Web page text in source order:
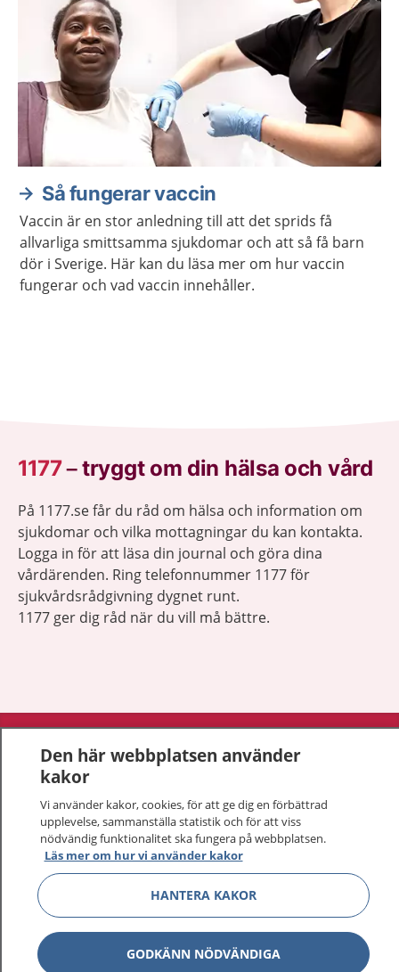
Så fungerar vaccin
Vaccin är en stor anledning till att det sprids få
allvarliga smittsamma sjukdomar och att så få barn
dör i Sverige. Här kan du läsa mer om hur vaccin
fungerar och vad vaccin innehåller.
1177–tryggt om din hälsa och vård
På 1177.se får du råd om hälsa och information om
sjukdomar och vilka mottagningar du kan kontakta.
Logga in för att läsa din journal och göra dina
vårdärenden. Ring telefonnummer 1177 för
sjukvårdsrådgivning dygnet runt.
1177 ger dig råd när du vill må bättre.
Visa
Om 1177
Kontakt
Behandling av personuppgifter
Hantering av kakor
Den här webbplatsen använder
kakor
Vi använder kakor, cookies, för att ge dig en förbättrad
upplevelse, sammanställa statistik och för att viss
nödvändig funktionalitet ska fungera på webbplatsen.
Läs mer om hur vi använder kakor
HANTERA KAKOR
GODKÄNN NÖDVÄNDIGA